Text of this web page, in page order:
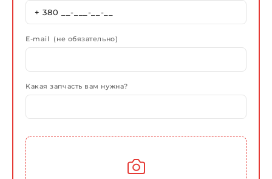
E-mail (не обязательно)
Какая запчасть вам нужна?